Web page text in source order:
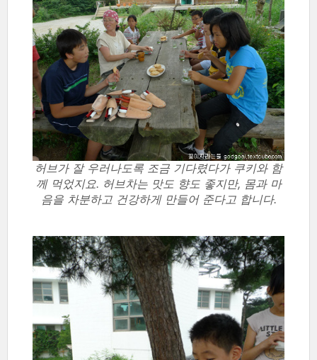
허브가 잘 우러나도록 조금 기다렸다가 쿠키와 함
께 먹었지요. 허브차는 맛도 향도 좋지만, 몸과 마
음을 차분하고 건강하게 만들어 준다고 합니다.